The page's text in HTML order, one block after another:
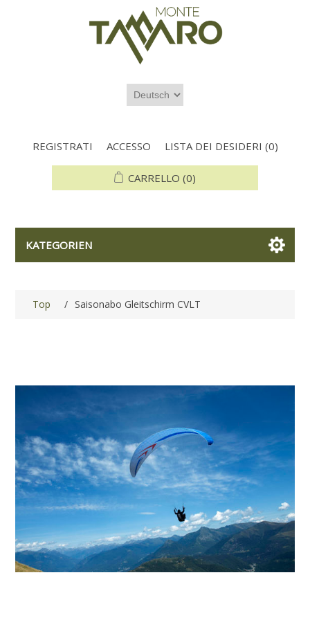
REGISTRATI ACCESSO LISTA DEI DESIDERI (0)
CARRELLO (0)
KATEGORIEN
Top / Saisonabo Gleitschirm CVLT